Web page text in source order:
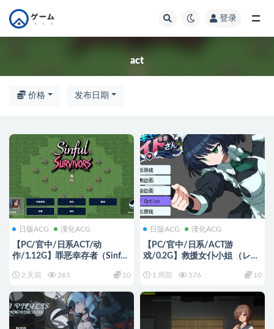
登录
act
价格 发布日期
日版ACG 漢化ACG
【PC/官中/日系ACT/动
作/1.12G】罪恶幸存者（Sinful
版+日系ACT游戏+1.12G
2 天前 265 10
日版ACG 漢化ACG
【PC/官中/日系/ACT游
戏/0.2G】救援女仆小姐 （レス
方中文版+日系ACT游戏+0.2G
1 周前 576 10